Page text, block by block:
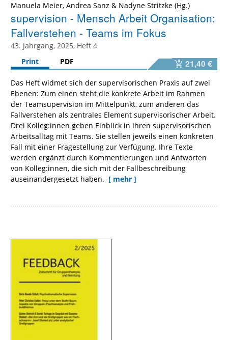
Manuela Meier, Andrea Sanz & Nadyne Stritzke (Hg.)
supervision - Mensch Arbeit Organisation:
Fallverstehen - Teams im Fokus
43. Jahrgang, 2025, Heft 4
Print
PDF 21,40 €
Das Heft widmet sich der supervisorischen Praxis auf zwei
Ebenen: Zum einen steht die konkrete Arbeit im Rahmen
der Teamsupervision im Mittelpunkt, zum anderen das
Fallverstehen als zentrales Element supervisorischer Arbeit.
Drei Kolleg:innen geben Einblick in ihren supervisorischen
Arbeitsalltag mit Teams. Sie stellen jeweils einen konkreten
Fall mit einer Fragestellung zur Verfügung. Ihre Texte
werden ergänzt durch Kommentierungen und Antworten
von Kolleg:innen, die sich mit der Fallbeschreibung
auseinandergesetzt haben. [ mehr ]